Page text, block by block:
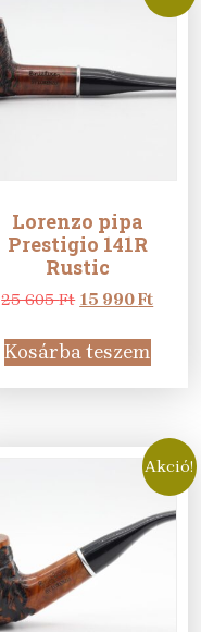
Lorenzo pipa
Prestigio 141R
Rustic
25 605Ft Original
was:
25
605 Ft.
15 990Ft
990
Kosárba teszem
Akció!